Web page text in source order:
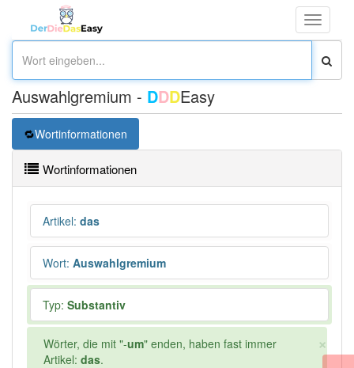
Toggle
Auswahlgremium - DDDEasy
Wortinformationen
Wortinformationen
Artikel: das
Wort: Auswahlgremium
Typ: Substantiv
×
Wörter, die mit "-um" enden, haben fast immer
Artikel: das.